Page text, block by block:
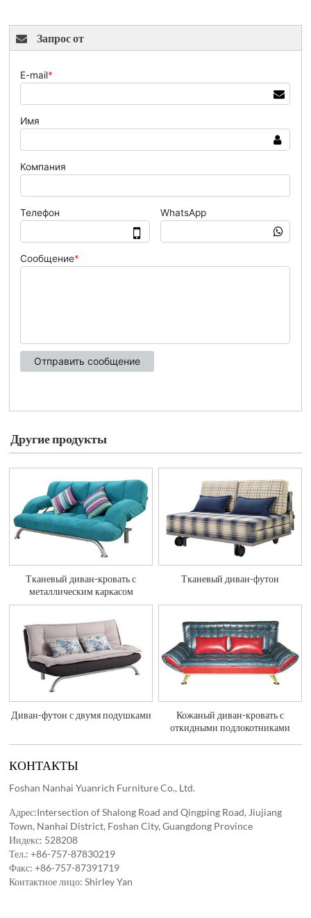
Запрос от
Другие продукты
Тканевый диван-кровать с
металлическим каркасом
Тканевый диван-футон
Диван-футон с двумя подушками
Кожаный диван-кровать с
откидными подлокотниками
КОНТАКТЫ
Foshan Nanhai Yuanrich Furniture Co., Ltd.
Адрес:Intersection of Shalong Road and Qingping Road, Jiujiang
Town, Nanhai District, Foshan City, Guangdong Province
Индекс: 528208
Тел.:+86-757-87830219
Факс: +86-757-87391719
Контактное лицо: Shirley Yan